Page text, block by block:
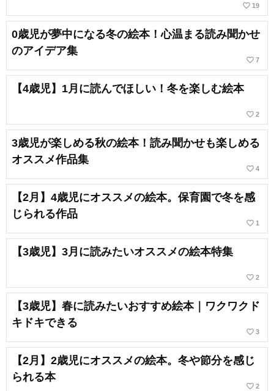
favorite_border 19
0歳児が夢中になる冬の絵本！心温まる読み聞かせ
のアイデア集
favorite_border 7
【4歳児】1月に読んでほしい！冬を楽しむ絵本
favorite_border 2
3歳児が楽しめる秋の絵本！読み聞かせも楽しめる
オススメ作品集
favorite_border 4
【2月】4歳児にオススメの絵本。保育園で冬を感
じられる作品
favorite_border 1
【3歳児】3月に読みたいオススメの絵本特集
favorite_border 2
【3歳児】春に読みたいおすすめ絵本｜ワクワクド
キドキできる
favorite_border 3
【2月】2歳児にオススメの絵本。冬や節分を感じ
られる本
favorite_border 2